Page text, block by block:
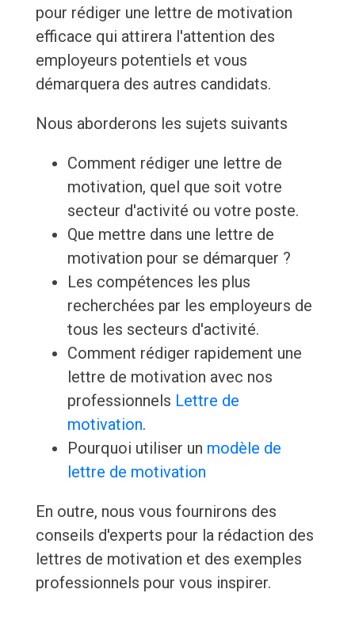
pour rédiger une lettre de motivation
efficace qui attirera l'attention des
employeurs potentiels et vous
démarquera des autres candidats.
Nous aborderons les sujets suivants
Comment rédiger une lettre de
motivation, quel que soit votre
secteur d'activité ou votre poste.
Que mettre dans une lettre de
motivation pour se démarquer ?
Les compétences les plus
recherchées par les employeurs de
tous les secteurs d'activité.
Comment rédiger rapidement une
lettre de motivation avec nos
professionnels Lettre de
motivation.
Pourquoi utiliser un modèle de
lettre de motivation
En outre, nous vous fournirons des
conseils d'experts pour la rédaction des
lettres de motivation et des exemples
professionnels pour vous inspirer.